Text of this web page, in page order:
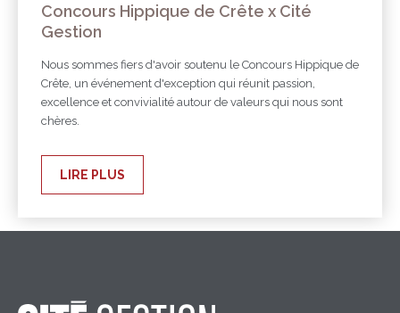
Concours Hippique de Crête x Cité
Gestion
Nous sommes fiers d'avoir soutenu le Concours Hippique de
Crête, un événement d'exception qui réunit passion,
excellence et convivialité autour de valeurs qui nous sont
chères.
LIRE PLUS